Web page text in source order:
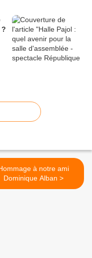
?
à notre ami
Dominique Alban >